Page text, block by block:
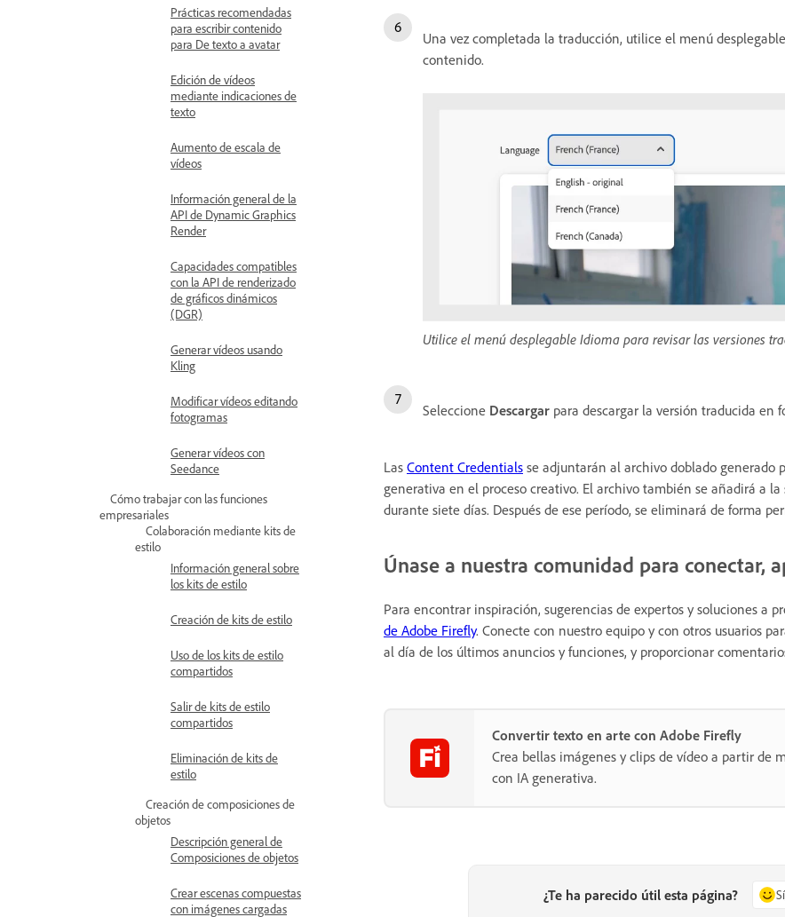
Prácticas recomendadas
para escribir contenido
para De texto a avatar
Edición de vídeos
mediante indicaciones de
texto
Aumento de escala de
vídeos
Información general de la
API de Dynamic Graphics
Render
Capacidades compatibles
con la API de renderizado
de gráficos dinámicos
(DGR)
Generar vídeos usando
Kling
Modificar vídeos editando
fotogramas
Generar vídeos con
Seedance
Cómo trabajar con las funciones
empresariales
Colaboración mediante kits de
estilo
Información general sobre
los kits de estilo
Creación de kits de estilo
Uso de los kits de estilo
compartidos
Salir de kits de estilo
compartidos
Eliminación de kits de
estilo
Creación de composiciones de
objetos
Descripción general de
Composiciones de objetos
Crear escenas compuestas
con imágenes cargadas
Una vez completada la traducción, utilice el menú desplegable
contenido.
Utilice el menú desplegable Idioma para revisar las versiones
Seleccione Descargar para descargar la versión traducida en
Las Content Credentials se adjuntarán al archivo doblado generado
generativa en el proceso creativo. El archivo también se añadirá a la
durante siete días. Después de ese período, se eliminará de forma
Únase a nuestra comunidad para conectar,
Para encontrar inspiración, sugerencias de expertos y soluciones a
de Adobe Firefly. Conecte con nuestro equipo y con otros usuarios
al día de los últimos anuncios y funciones, y proporcionar
Convertir texto en arte con Adobe Firefly
Crea bellas imágenes y clips de vídeo a partir de
con IA generativa.
¿Te ha parecido útil esta página?